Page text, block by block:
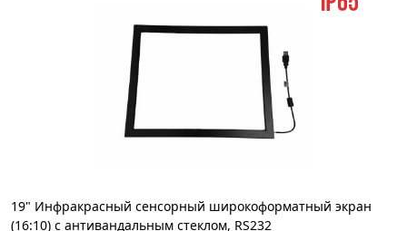
19" Инфракрасный сенсорный широкоформатный экран
(16:10) с антивандальным стеклом, RS232